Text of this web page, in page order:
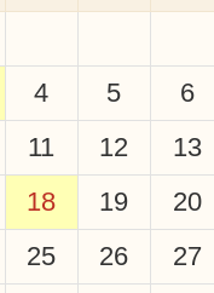
4 5 6
11 12 13
18 19 20
25 26 27